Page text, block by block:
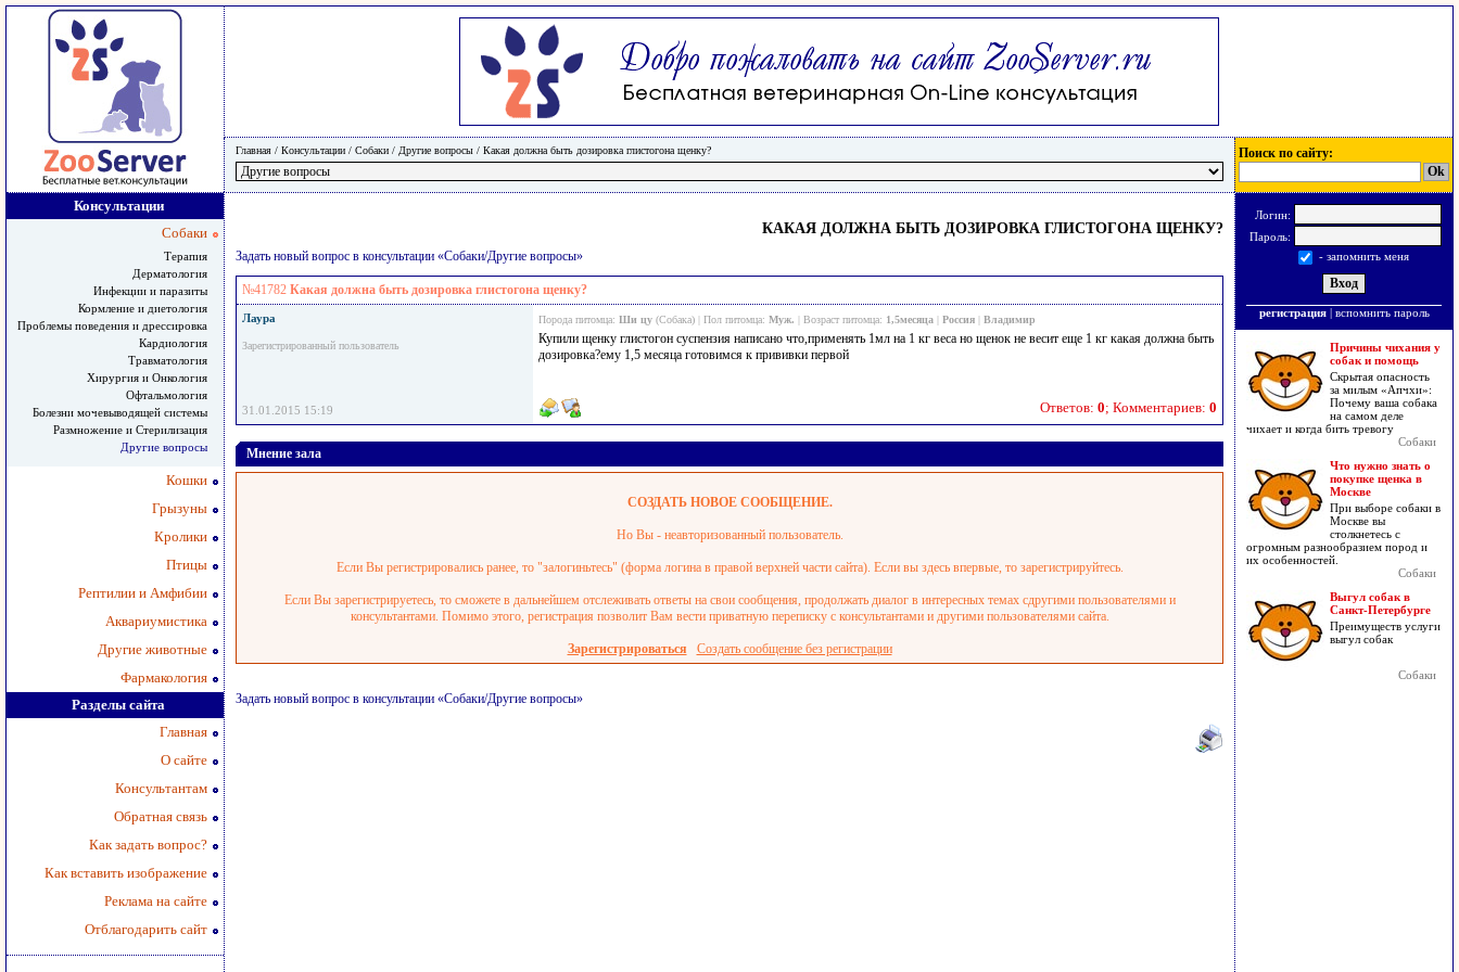
Главная / Консультации / Собаки / Другие вопросы / Какая должна быть дозировка глистогона щенку? Поиск по сайту:
Консультации
Собаки
Терапия
Дерматология
Инфекции и паразиты
Кормление и диетология
Проблемы поведения и дрессировка
Кардиология
Травматология
Хирургия и Онкология
Офтальмология
Болезни мочевыводящей системы
Размножение и Стерилизация
Другие вопросы
Кошки
Грызуны
Кролики
Птицы
Рептилии и Амфибии
Аквариумистика
Другие животные
Фармакология
Разделы сайта
Главная
О сайте
Консультантам
Обратная связь
Как задать вопрос?
Как вставить изображение
Реклама на сайте
Отблагодарить сайт
КАКАЯ ДОЛЖНА БЫТЬ ДОЗИРОВКА ГЛИСТОГОНА ЩЕНКУ?
Задать новый вопрос в консультации «Собаки/Другие вопросы»
№41782 Какая должна быть дозировка глистогона щенку?
Лаура
Зарегистрированный пользователь
Порода питомца: Ши цу (Собака) | Пол питомца: Муж. | Возраст питомца: 1,5месяца | Россия | Владимир
Купили щенку глистогон суспензия написано что,применять 1мл на 1 кг веса но щенок не весит еще 1 кг какая должна быть
дозировка?ему 1,5 месяца готовимся к прививки первой
31.01.2015 15:19 Ответов: 0; Комментариев: 0
Мнение зала
СОЗДАТЬ НОВОЕ СООБЩЕНИЕ.
Но Вы - неавторизованный пользователь.
Если Вы регистрировались ранее, то "залогиньтесь" (форма логина в правой верхней части сайта). Если вы здесь впервые, то зарегистрируйтесь.
Если Вы зарегистрируетесь, то сможете в дальнейшем отслеживать ответы на свои сообщения, продолжать диалог в интересных темах сдругими пользователями и
консультантами. Помимо этого, регистрация позволит Вам вести приватную переписку с консультантами и другими пользователями сайта.
Зарегистрироваться Создать сообщение без регистрации
Задать новый вопрос в консультации «Собаки/Другие вопросы»
Логин:
Пароль:
- запомнить меня
регистрация| вспомнить пароль
Причины чихания у
собак и помощь
Скрытая опасность
за милым «Апчхи»:
Почему ваша собака
на самом деле
чихает и когда бить тревогу
Собаки
Что нужно знать о
покупке щенка в
Москве
При выборе собаки в
Москве вы
столкнетесь с
огромным разнообразием пород и
их особенностей.
Собаки
Выгул собак в
Санкт-Петербурге
Преимуществ услуги
выгул собак
Собаки